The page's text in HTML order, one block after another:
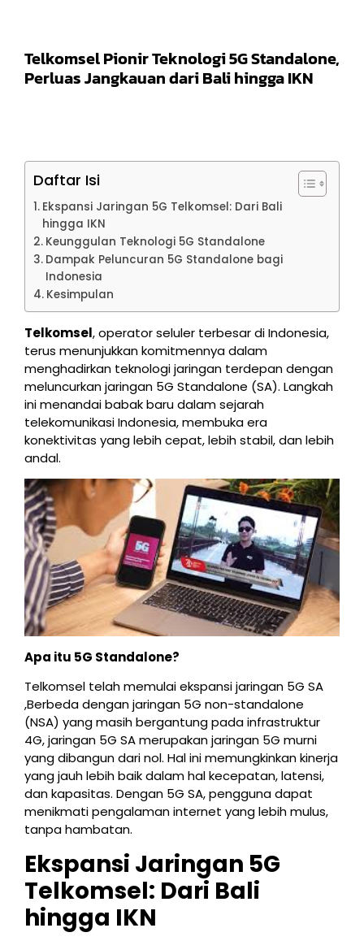
Telkomsel Pionir Teknologi 5G Standalone,
Perluas Jangkauan dari Bali hingga IKN
Daftar Isi
Ekspansi Jaringan 5G Telkomsel: Dari Bali
hingga IKN
Keunggulan Teknologi 5G Standalone
Dampak Peluncuran 5G Standalone bagi
Indonesia
Kesimpulan
Telkomsel, operator seluler terbesar di Indonesia,
terus menunjukkan komitmennya dalam
menghadirkan teknologi jaringan terdepan dengan
meluncurkan jaringan 5G Standalone (SA). Langkah
ini menandai babak baru dalam sejarah
telekomunikasi Indonesia, membuka era
konektivitas yang lebih cepat, lebih stabil, dan lebih
andal.
Apa itu 5G Standalone?
Telkomsel telah memulai ekspansi jaringan 5G SA
,Berbeda dengan jaringan 5G non-standalone
(NSA) yang masih bergantung pada infrastruktur
4G, jaringan 5G SA merupakan jaringan 5G murni
yang dibangun dari nol. Hal ini memungkinkan kinerja
yang jauh lebih baik dalam hal kecepatan, latensi,
dan kapasitas. Dengan 5G SA, pengguna dapat
menikmati pengalaman internet yang lebih mulus,
tanpa hambatan.
Ekspansi Jaringan 5G
Telkomsel: Dari Bali
hingga IKN